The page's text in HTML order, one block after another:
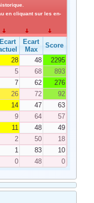
en cliquant sur les en-
Ecart
Ecart
Max
Score
28 48
2295
5 68
893
7 62
276
26 72
92
14 47
63
9 64
57
11 48
49
2 50
18
1 83
10
0 48 0